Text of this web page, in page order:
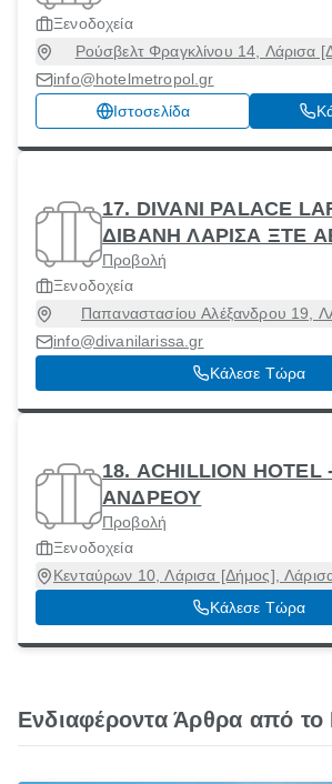
Ξενοδοχεία
Ρούσβελτ Φραγκλίνου 14, Λάρισα
info@hotelmetropol.gr
Ιστοσελίδα
17. DIVANI PALACE
ΔΙΒΑΝΗ ΛΑΡΙΣΑ ΞΤΕ
Προβολή
Ξενοδοχεία
Παπαναστασίου Αλέξανδρου 19,
[Δήμος], Λάρισα,
info@divanilarissa.gr
Κάλεσε Τώρα
18. ACHILLION
ΑΝΔΡΕΟΥ
Προβολή
Ξενοδοχεία
Κενταύρων 10, Λάρισα [Δήμος],
Κάλεσε Τώρα
Ενδιαφέροντα Άρθρα από